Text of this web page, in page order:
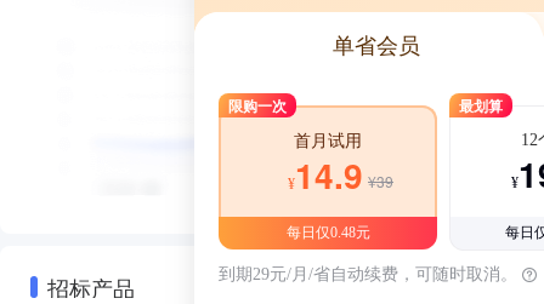
招标产品
单省会员
限购一次
首月试用
¥14.9 ¥39
每日仅0.48元
最划算
12
¥
每日
到期29元/月/省自动续费，可随时取消。